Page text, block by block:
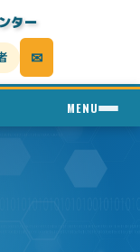
ター
✉
MENU